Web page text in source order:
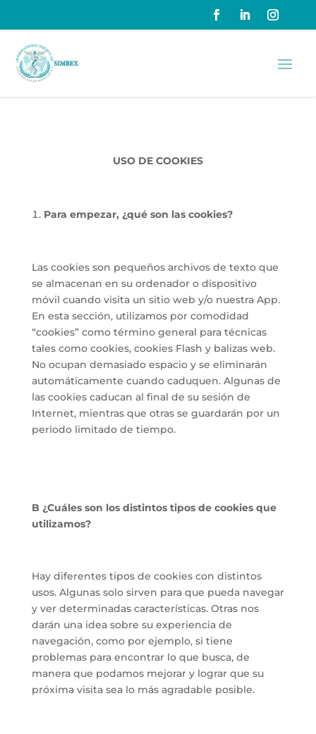
USO DE COOKIES
Para empezar, ¿qué son las cookies?
Las cookies son pequeños archivos de texto que
se almacenan en su ordenador o dispositivo
móvil cuando visita un sitio web y/o nuestra App.
En esta sección, utilizamos por comodidad
“cookies” como término general para técnicas
tales como cookies, cookies Flash y balizas web.
No ocupan demasiado espacio y se eliminarán
automáticamente cuando caduquen. Algunas de
las cookies caducan al final de su sesión de
Internet, mientras que otras se guardarán por un
periodo limitado de tiempo.
B ¿Cuáles son los distintos tipos de cookies que
utilizamos?
Hay diferentes tipos de cookies con distintos
usos. Algunas solo sirven para que pueda navegar
y ver determinadas características. Otras nos
darán una idea sobre su experiencia de
navegación, como por ejemplo, si tiene
problemas para encontrar lo que busca, de
manera que podamos mejorar y lograr que su
próxima visita sea lo más agradable posible.